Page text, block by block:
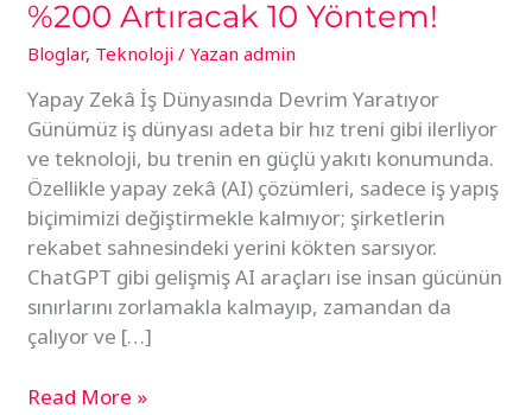
%200 Artıracak 10 Yöntem!
Bloglar, Teknoloji / Yazan admin
Yapay Zekâ İş Dünyasında Devrim Yaratıyor
Günümüz iş dünyası adeta bir hız treni gibi ilerliyor
ve teknoloji, bu trenin en güçlü yakıtı konumunda.
Özellikle yapay zekâ (AI) çözümleri, sadece iş yapış
biçimimizi değiştirmekle kalmıyor; şirketlerin
rekabet sahnesindeki yerini kökten sarsıyor.
ChatGPT gibi gelişmiş AI araçları ise insan gücünün
sınırlarını zorlamakla kalmayıp, zamandan da
çalıyor ve […]
Read More »